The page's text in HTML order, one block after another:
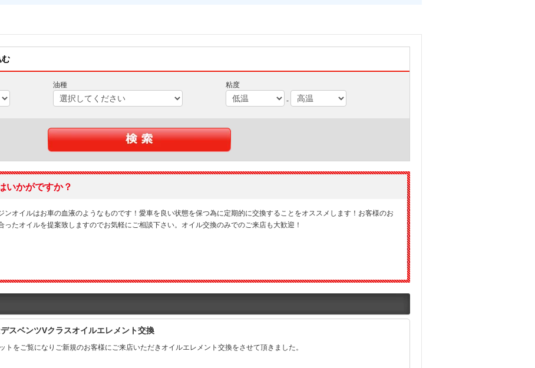
む
油種
粘度
-
いかがですか？
ンオイルはお車の血液のようなものです！愛車を良い状態を保つ為に定期的に交換することをオススメします！お客様のお
ったオイルを提案致しますのでお気軽にご相談下さい。オイル交換のみでのご来店も大歓迎！
デスベンツVクラスオイルエレメント交換
トをご覧になりご新規のお客様にご来店いただきオイルエレメント交換をさせて頂きました。